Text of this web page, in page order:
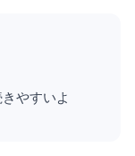
やすいよ